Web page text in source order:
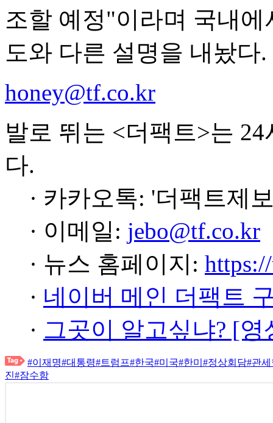
조할 예정"이라며 국내
도와 다른 설명을 내놨다.
honey@tf.co.kr
발로 뛰는 <더팩트>는
다.
· 카카오톡: '더팩트제
· 이메일: jebo@tf.co.kr
· 뉴스 홈페이지:
· 네이버 메인 더팩트
· 그곳이 알고싶냐? [
#이재명#대통령#트럼프#한국#미국#한미 #정상회담#관
진#잠수함